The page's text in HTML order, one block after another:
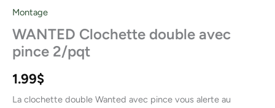
Montage
WANTED Clochette double avec
pince 2/pqt
1.99$
La clochette double Wanted avec pince vous alerte au